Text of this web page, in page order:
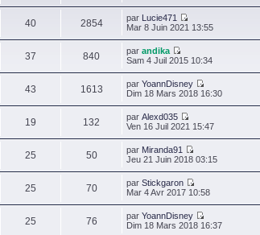
40 2854 par Lucie471
Mar 8 Juin 2021 13:55
37 840 par andika
Sam 4 Juil 2015 10:34
43 1613 par YoannDisney
Dim 18 Mars 2018 16:30
19 132 par Alexd035
Ven 16 Juil 2021 15:47
25 50 par Miranda91
Jeu 21 Juin 2018 03:15
25 70 par Stickgaron
Mar 4 Avr 2017 10:58
25 76 par YoannDisney
Dim 18 Mars 2018 16:37